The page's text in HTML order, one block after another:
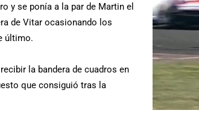
y se ponía a la par de Martin el
de Vitar ocasionando los
último.
la bandera de cuadros en
que consiguió tras la